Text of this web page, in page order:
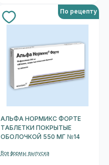
По рецепту
АЛЬФА НОРМИКС ФОРТЕ
ТАБЛЕТКИ ПОКРЫТЫЕ
ОБОЛОЧКОЙ 550 МГ №14
Все формы выпуска